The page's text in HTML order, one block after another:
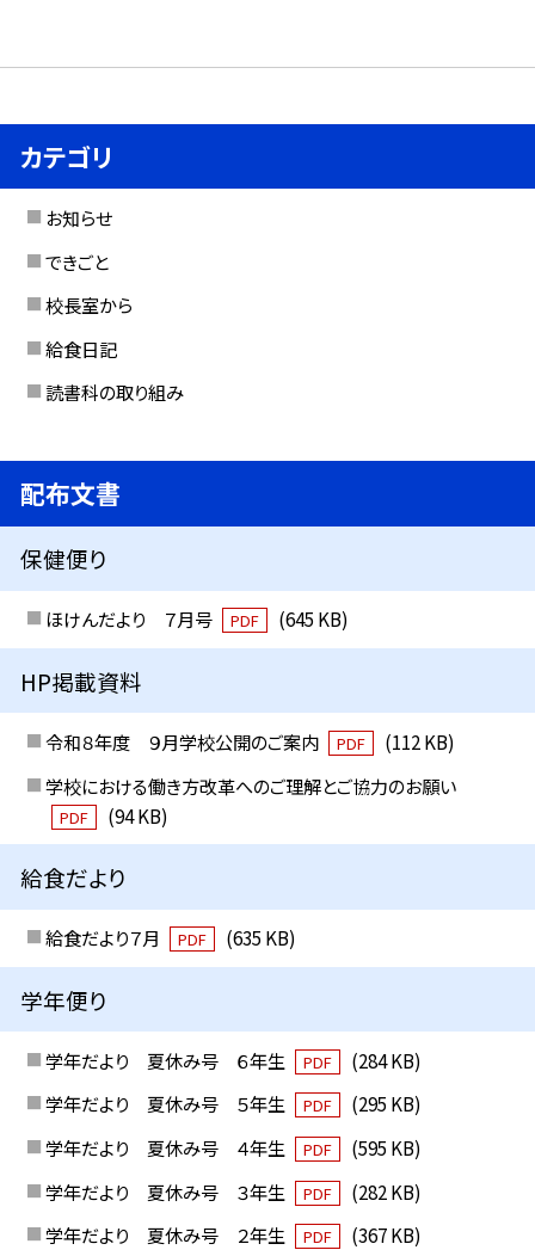
カテゴリ
お知らせ
できごと
校長室から
給食日記
読書科の取り組み
配布文書
保健便り
ほけんだより ７月号 PDF (645 KB)
HP掲載資料
令和８年度 ９月学校公開のご案内 PDF
(112 KB)
学校における働き方改革へのご理解とご協力のお願い
PDF (94 KB)
給食だより
給食だより７月 PDF (635 KB)
学年便り
学年だより 夏休み号 ６年生 PDF
(284 KB)
学年だより 夏休み号 ５年生
PDF
(295 KB)
学年だより 夏休み号 ４年生
PDF
(595 KB)
学年だより 夏休み号 ３年生
PDF
(282 KB)
学年だより 夏休み号 ２年生
PDF
(367 KB)